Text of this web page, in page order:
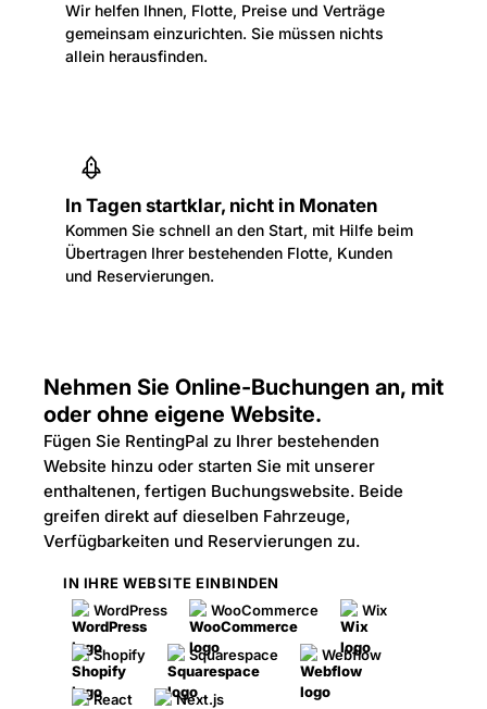
Wir helfen Ihnen, Flotte, Preise und Verträge
gemeinsam einzurichten. Sie müssen nichts
allein herausfinden.
In Tagen startklar, nicht in Monaten
Kommen Sie schnell an den Start, mit Hilfe beim
Übertragen Ihrer bestehenden Flotte, Kunden
und Reservierungen.
Nehmen Sie Online-Buchungen an, mit
oder ohne eigene Website.
Fügen Sie RentingPal zu Ihrer bestehenden
Website hinzu oder starten Sie mit unserer
enthaltenen, fertigen Buchungswebsite. Beide
greifen direkt auf dieselben Fahrzeuge,
Verfügbarkeiten und Reservierungen zu.
IN IHRE WEBSITE EINBINDEN
WordPress
WooCommerce Wix
Shopify Squarespace Webflow
React Next.js